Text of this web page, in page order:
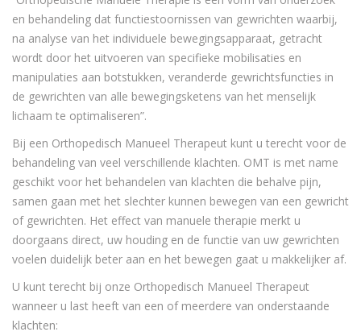
en behandeling dat functiestoornissen van gewrichten waarbij,
na analyse van het individuele bewegingsapparaat, getracht
wordt door het uitvoeren van specifieke mobilisaties en
manipulaties aan botstukken, veranderde gewrichtsfuncties in
de gewrichten van alle bewegingsketens van het menselijk
lichaam te optimaliseren”.
Bij een Orthopedisch Manueel Therapeut kunt u terecht voor de
behandeling van veel verschillende klachten. OMT is met name
geschikt voor het behandelen van klachten die behalve pijn,
samen gaan met het slechter kunnen bewegen van een gewricht
of gewrichten. Het effect van manuele therapie merkt u
doorgaans direct, uw houding en de functie van uw gewrichten
voelen duidelijk beter aan en het bewegen gaat u makkelijker af.
U kunt terecht bij onze Orthopedisch Manueel Therapeut
wanneer u last heeft van een of meerdere van onderstaande
klachten: